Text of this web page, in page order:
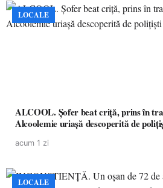
LOCALE
ALCOOL. Șofer beat criță, prins în
Alcoolemie uriașă descoperită de
acum 1 zi
LOCALE